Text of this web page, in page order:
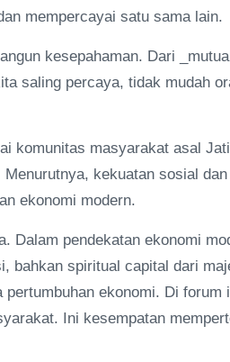
mempercayai satu sama lain.
kesepahaman. Dari
saling percaya, tidak mudah
komunitas masyarakat asal
kekuatan sosial
ekonomi modern.
Dalam pendekatan ekonomi
bahkan spiritual capital dari
ekonomi. Di
Ini kesempatan